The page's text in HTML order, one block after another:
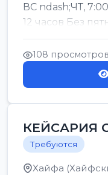
ВС ndash;ЧТ,
12 часов Без
Офаким, Нети...
108 просмотров
КЕЙСАРИЯ
Требуются
Хайфа